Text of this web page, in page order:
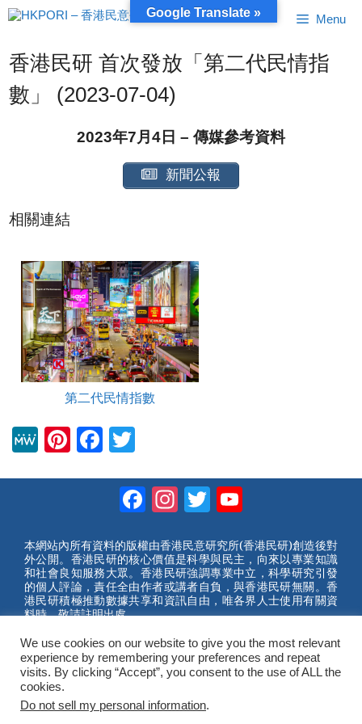
跳
至
容
Menu
香港民研 首次發放「第二代民情指
數」 (2023-07-04)
2023年7月4日 – 傳媒參考資料
新聞公報
相關連結
第二代民情指數
M
Pi
st
F
b
o
o
k
tt
er
Facebook
Instagram
Twitter
本網站內所有資料的版權由香港民意研究所(香港民研)創造後對
外公開。香港民研的核心價值是科學與民主，向來以專業知識
和社會良知服務大眾。香港民研強調專業中立，科學研究引發
的個人評論，責任全由作者或講者自負，與香港民研無關。香
港民研積極推動數據共享和資訊自由，唯各界人士使用有關資
料時，敬請註明出處。
2023 © Hong Kong Public Opinion Research Institute
香港民意研究所 |網站使用條款(英文)
We use cookies on our website to give you the most relevant
experience by remembering your preferences and repeat
visits. By clicking “Accept”, you consent to the use of ALL the
cookies.
Do not sell my personal information.
Google Translate »